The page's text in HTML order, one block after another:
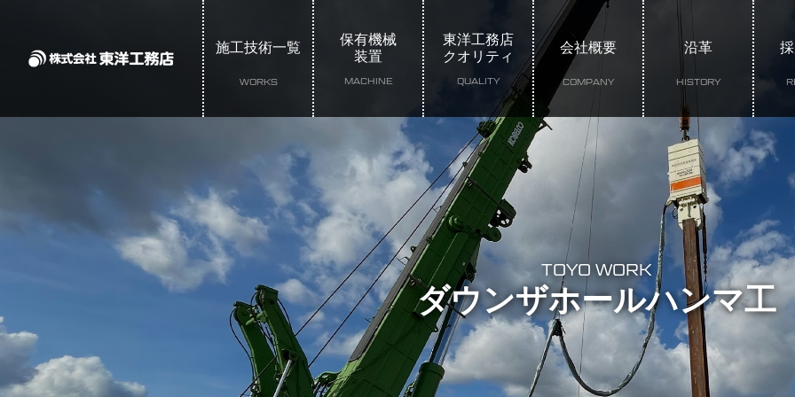
施工技術一覧
WORKS
保有機械
装置
MACHINE
東洋工務店
クオリティ
QUALITY
会社概要
COMPANY
沿革
HISTORY
TOYO WORK
ダウンザホールハンマ工